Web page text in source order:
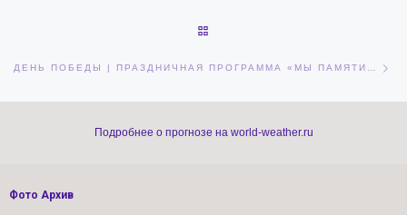
ДЕНЬ ПОБЕДЫ | ПРАЗДНИЧНАЯ ПРОГРАММА «МЫ ПАМЯТИ ВЕРНЫ»
Подробнее о прогнозе на world-weather.ru
Фото Архив